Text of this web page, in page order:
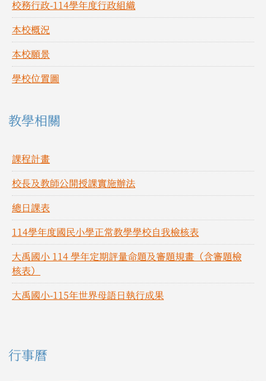
校務行政-114學年度行政組織
本校概況
本校願景
學校位置圖
教學相關
課程計畫
校長及教師公開授課實施辦法
總日課表
114學年度國民小學正常教學學校自我檢核表
大禹國小 114 學年定期評量命題及審題規畫（含審題檢
核表）
大禹國小-115年世界母語日執行成果
右邊區域內容
行事曆